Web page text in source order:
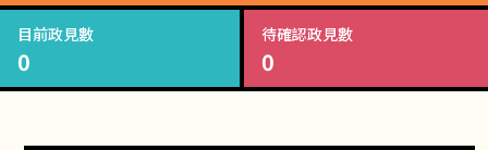
目前政見數
0
待確認政見數
0